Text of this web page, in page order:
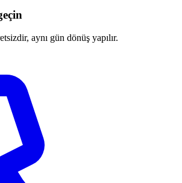
aynı gün dönüş yapılır.